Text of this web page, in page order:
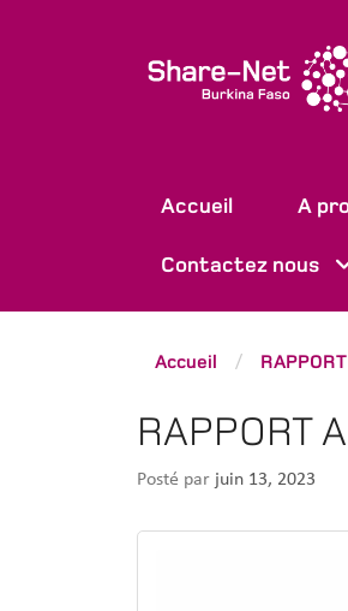
Accueil A
Contactez nous
Accueil /
RAPPORT
Posté par juin 13, 2023